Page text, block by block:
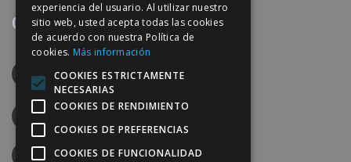
Contacto
España
info@perymuz.es
experiencia del usuario. Al utilizar nuestro
sitio web, usted acepta todas las cookies
de acuerdo con nuestra Política de
cookies. Más información
COOKIES ESTRICTAMENTE
NECESARIAS
COOKIES DE RENDIMIENTO
COOKIES DE PREFERENCIAS
COOKIES DE FUNCIONALIDAD